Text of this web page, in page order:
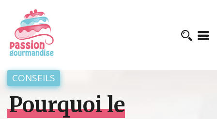
CONSEILS
Pourquoi le